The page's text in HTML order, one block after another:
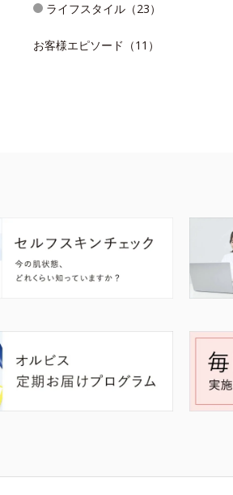
ライフスタイル（23）
お客様エピソード（11）